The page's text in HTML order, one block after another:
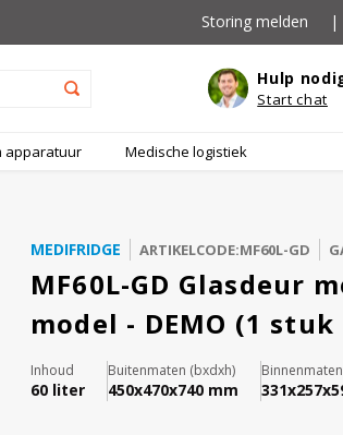
Storing melden |
Hulp
Start chat
apparatuur Medische logistiek
MEDIFRIDGE ARTIKELCODE:MF60L-GD
MF60L-GD Glasdeur
model - DEMO (1
Inhoud
60 liter
Buitenmaten (bxdxh)
450x470x740 mm